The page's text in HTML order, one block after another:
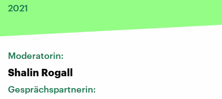
2021
Moderatorin:
Shalin Rogall
Gesprächspartnerin: